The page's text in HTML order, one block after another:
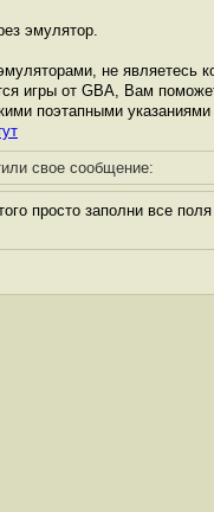
эмулятор.
не являетесь
игры от GBА, Вам
поэтапными
свое сообщение:
просто заполни все